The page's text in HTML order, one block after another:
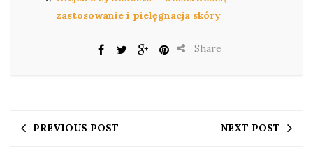
zastosowanie i pielęgnacja skóry
Share
PREVIOUS POST NEXT POST